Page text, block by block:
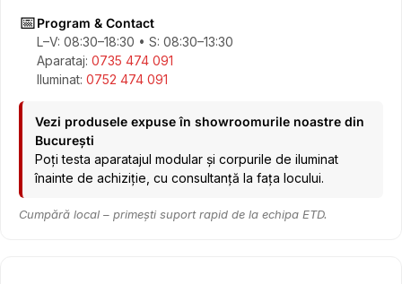
📅Program & Contact
L–V: 08:30–18:30 • S: 08:30–13:30
Aparataj: 0735 474 091
Iluminat: 0752 474 091
Vezi produsele expuse în showroomurile noastre din
București
Poți testa aparatajul modular și corpurile de iluminat
înainte de achiziție, cu consultanță la fața locului.
Cumpără local – primești suport rapid de la echipa ETD.